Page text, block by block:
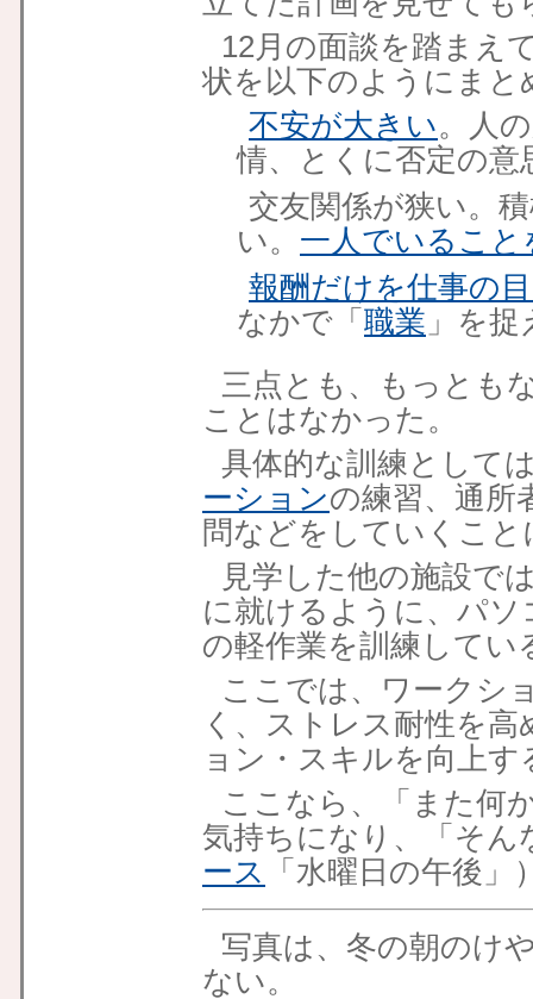
12月の面談を踏まえ
状を以下のようにまと
不安が大きい。人
情、とくに否定の意
交友関係が狭い。
い。 一人でいること
報酬だけを仕事の
なかで「 職業 」を
三点とも、もっとも
ことはなかった。
具体的な訓練として
ーションの練習、通所
問などをしていくこと
見学した他の施設で
に就けるように、パ
の軽作業を訓練してい
ここでは、ワークシ
く、ストレス耐性を
ョン・スキルを向上
ここなら、「また何
気持ちになり、「そん
ース
「水曜日の午後
写真は、冬の朝のけ
ない。